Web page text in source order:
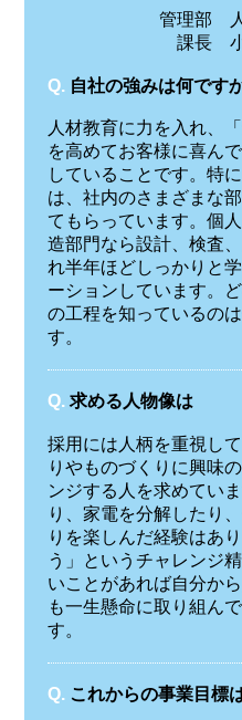
管理部
課長
Q. 自社の強みは何です
人材教育に力を入れ、
を高めてお客様に喜ん
していることです。特
は、社内のさまざまな
てもらっています。個
造部門なら設計、検査
れ半年ほどしっかりと
ーションしています。
の工程を知っているの
す。
Q. 求める人物像は
採用には人柄を重視し
りやものづくりに興味
ンジする人を求めてい
り、家電を分解したり
りを楽しんだ経験はあ
う」というチャレンジ
いことがあれば自分か
も一生懸命に取り組ん
す。
Q. これからの事業目標